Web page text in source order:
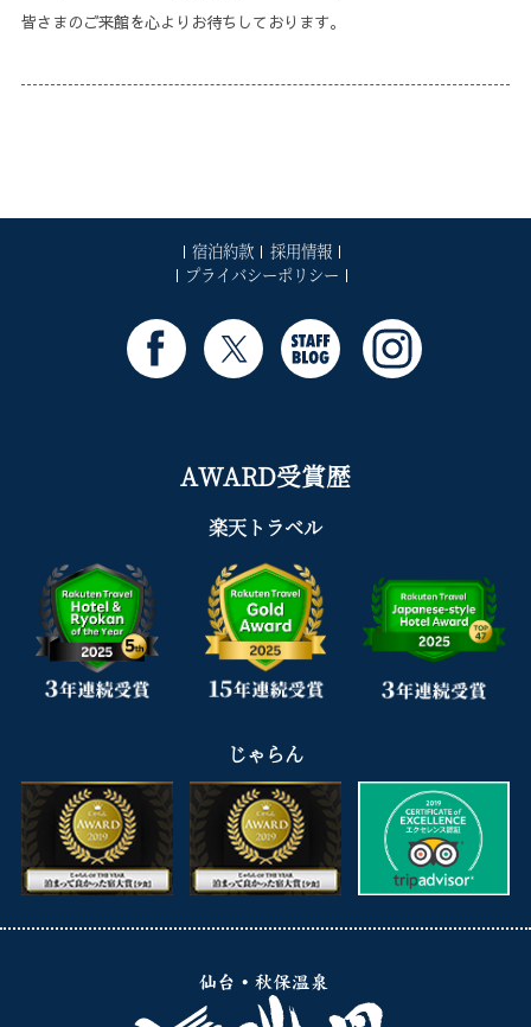
皆さまのご来館を心よりお待ちしております。
宿泊約款
採用情報
プライバシーポリシー
AWARD受賞歴
楽天トラベル
じゃらん